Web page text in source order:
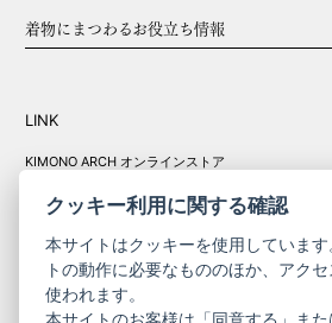
着物にまつわるお役立ち情報
LINK
KIMONO ARCH オンラインストア
き
クッキー利用に関する確認
本サイトはクッキーを使用していま
トの動作に必要なもののほか、アク
使われます。
本サイトのお客様は「同意する」ま